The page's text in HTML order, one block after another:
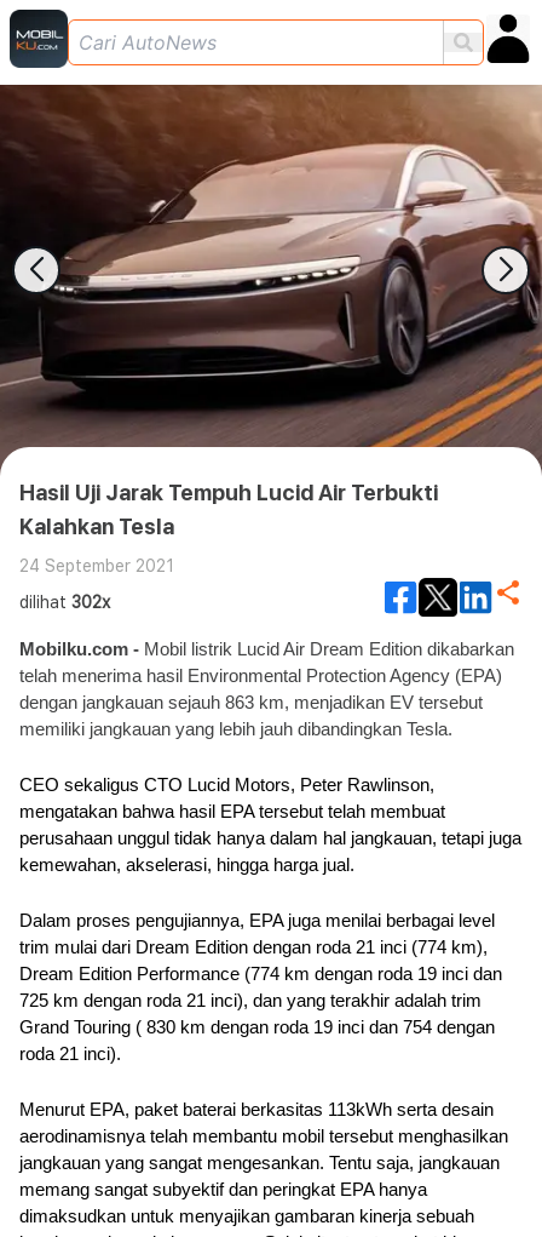
Hasil Uji Jarak Tempuh Lucid Air Terbukti
Kalahkan Tesla
24 September 2021
dilihat 302x
Mobilku.com - Mobil listrik Lucid Air Dream Edition dikabarkan
telah menerima hasil Environmental Protection Agency (EPA)
dengan jangkauan sejauh 863 km, menjadikan EV tersebut
memiliki jangkauan yang lebih jauh dibandingkan Tesla.
CEO sekaligus CTO Lucid Motors, Peter Rawlinson,
mengatakan bahwa hasil EPA tersebut telah membuat
perusahaan unggul tidak hanya dalam hal jangkauan, tetapi juga
kemewahan, akselerasi, hingga harga jual.
Dalam proses pengujiannya, EPA juga menilai berbagai level
trim mulai dari Dream Edition dengan roda 21 inci (774 km),
Dream Edition Performance (774 km dengan roda 19 inci dan
725 km dengan roda 21 inci), dan yang terakhir adalah trim
Grand Touring ( 830 km dengan roda 19 inci dan 754 dengan
roda 21 inci).
Menurut EPA, paket baterai berkasitas 113kWh serta desain
aerodinamisnya telah membantu mobil tersebut menghasilkan
jangkauan yang sangat mengesankan. Tentu saja, jangkauan
memang sangat subyektif dan peringkat EPA hanya
dimaksudkan untuk menyajikan gambaran kinerja sebuah